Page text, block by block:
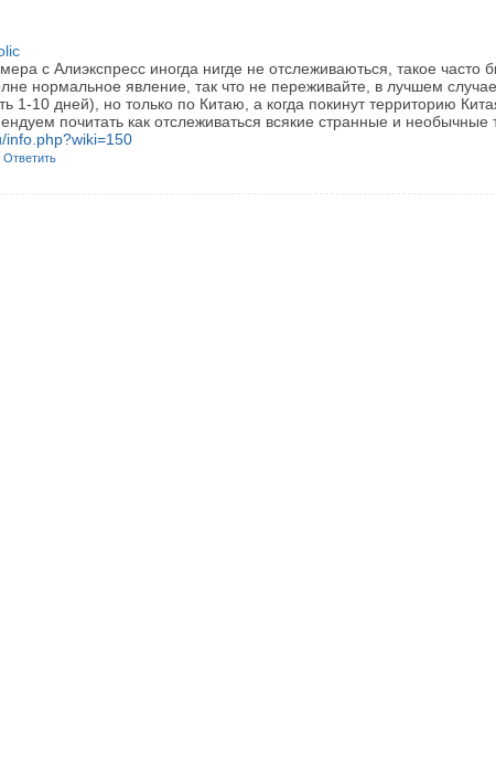
с Алиэкспресс иногда нигде не отслеживаються, такое часто
нормальное явление, так что не переживайте, в лучшем
1-10 дней), но только по Китаю, а когда покинут территорию
почитать как отслеживаться всякие странные и необычные
info.php?wiki=150
Ответить